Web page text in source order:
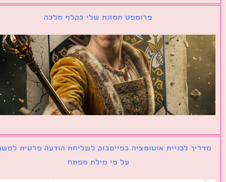
פרומפט תמונת שלי כקלף מלכה
לבניית אוטומציה בפייסבוק לשליחת הודעה פרטית למשתמש
על פי מילת מפתח